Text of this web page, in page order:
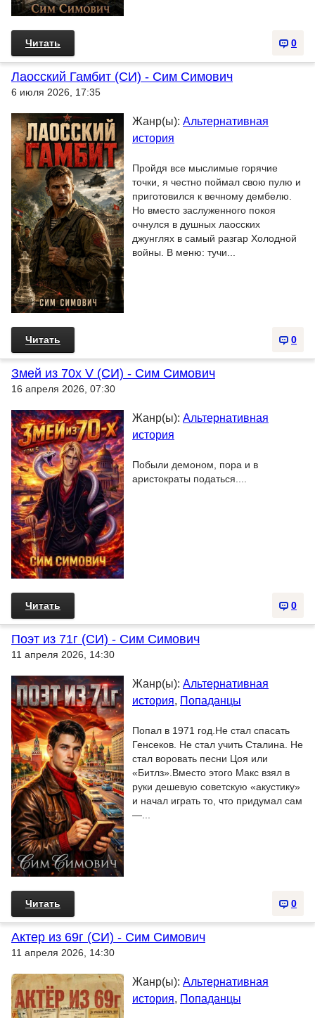
0
Читать
Лаосский Гамбит (СИ) - Сим Симович
6 июля 2026, 17:35
Жанр(ы): Альтернативная
история
Пройдя все мыслимые горячие
точки, я честно поймал свою пулю и
приготовился к вечному дембелю.
Но вместо заслуженного покоя
очнулся в душных лаосских
джунглях в самый разгар Холодной
войны. В меню: тучи...
0
Читать
Змей из 70х V (СИ) - Сим Симович
16 апреля 2026, 07:30
Жанр(ы): Альтернативная
история
Побыли демоном, пора и в
аристократы податься....
0
Читать
Поэт из 71г (СИ) - Сим Симович
11 апреля 2026, 14:30
Жанр(ы): Альтернативная
история, Попаданцы
Попал в 1971 год.Не стал спасать
Генсеков. Не стал учить Сталина. Не
стал воровать песни Цоя или
«Битлз».Вместо этого Макс взял в
руки дешевую советскую «акустику»
и начал играть то, что придумал сам
—...
0
Читать
Актер из 69г (СИ) - Сим Симович
11 апреля 2026, 14:30
Жанр(ы): Альтернативная
история, Попаданцы